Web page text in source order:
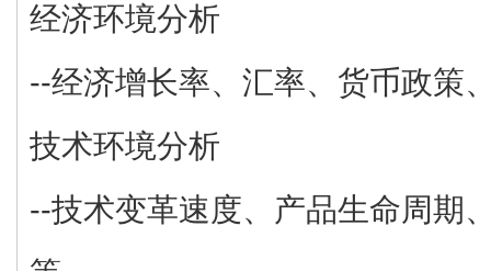
经济环境分析
--经济增长率、汇率、货币政策
技术环境分析
--技术变革速度、产品生命周期